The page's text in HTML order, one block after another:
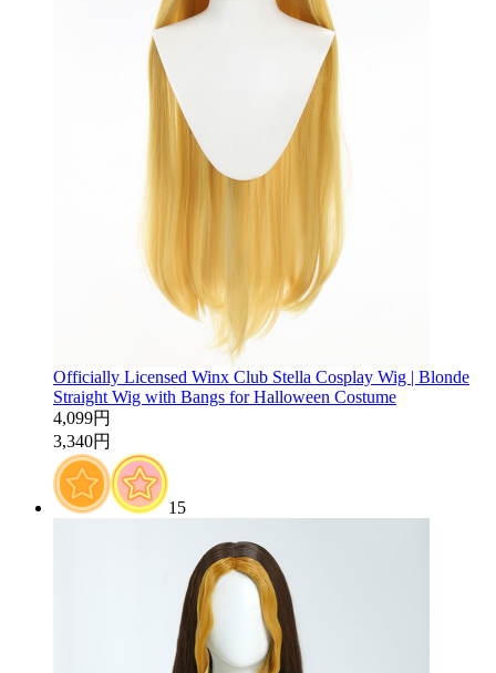
Officially Licensed Winx Club Stella Cosplay Wig | Blonde
Straight Wig with Bangs for Halloween Costume
4,099円
3,340円
15